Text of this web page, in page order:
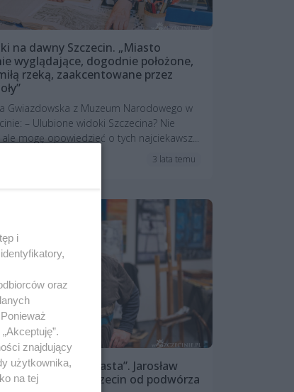
na dawny Szczecin. „Miasto
wyglądające, dogodnie położone,
rzeką, zaakcentowane przez
Gwiazdowska z Muzeum Narodowego w
– Ulubione widoki Szczecina? Nie
mogę opowiedzieć o tych najciekawsz...
3 lata temu
człowiekiem miasta”. Jarosław
patrzy na Szczecin od podwórza
i
oraz
znajdujący
użytkownika,
na tej